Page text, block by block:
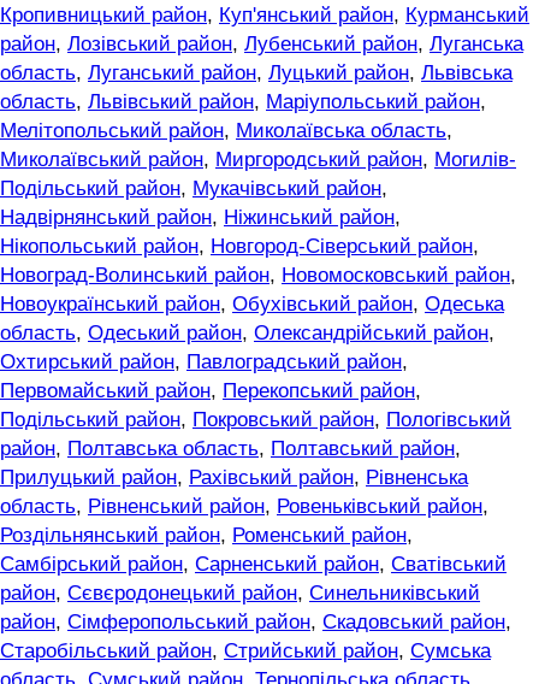
Кропивницький район, Куп'янський район, Курманський
район, Лозівський район, Лубенський район, Луганська
область, Луганський район, Луцький район, Львівська
область, Львівський район, Маріупольський район,
Мелітопольський район, Миколаївська область,
Миколаївський район, Миргородський район, Могилів-
Подільський район, Мукачівський район,
Надвірнянський район, Ніжинський район,
Нікопольський район, Новгород-Сіверський район,
Новоград-Волинський район, Новомосковський район,
Новоукраїнський район, Обухівський район, Одеська
область, Одеський район, Олександрійський район,
Охтирський район, Павлоградський район,
Первомайський район, Перекопський район,
Подільський район, Покровський район, Пологівський
район, Полтавська область, Полтавський район,
Прилуцький район, Рахівський район, Рівненська
область, Рівненський район, Ровеньківський район,
Роздільнянський район, Роменський район,
Самбірський район, Сарненський район, Сватівський
район, Сєвєродонецький район, Синельниківський
район, Сімферопольський район, Скадовський район,
Старобільський район, Стрийський район, Сумська